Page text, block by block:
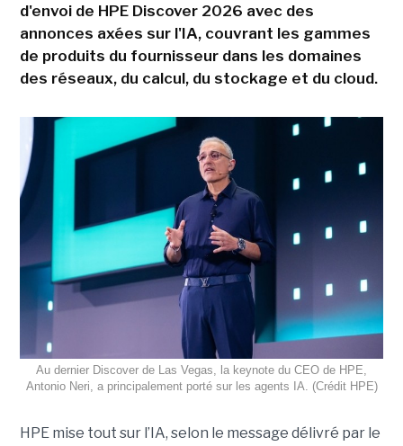
d'envoi de HPE Discover 2026 avec des
annonces axées sur l'IA, couvrant les gammes
de produits du fournisseur dans les domaines
des réseaux, du calcul, du stockage et du cloud.
Au dernier Discover de Las Vegas, la keynote du CEO de HPE,
Antonio Neri, a principalement porté sur les agents IA. (Crédit HPE)
HPE mise tout sur l’IA, selon le message délivré par le